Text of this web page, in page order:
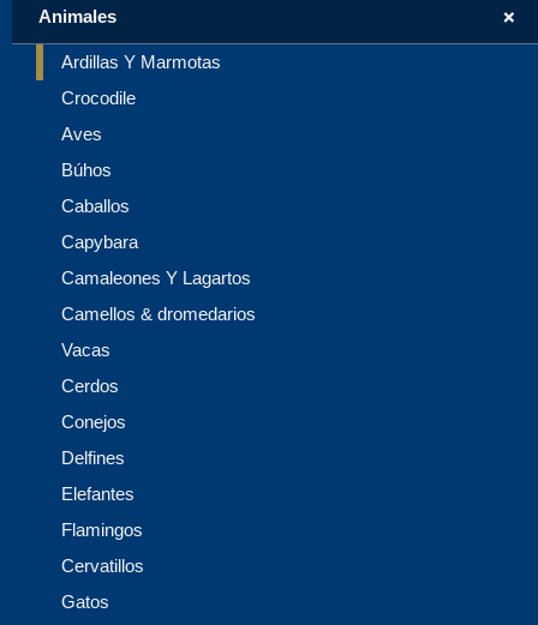
+
Animales
Ardillas Y Marmotas
Crocodile
Aves
Búhos
Caballos
Capybara
Camaleones Y Lagartos
Camellos & dromedarios
Vacas
Cerdos
Conejos
Delfines
Elefantes
Flamingos
Cervatillos
Gatos